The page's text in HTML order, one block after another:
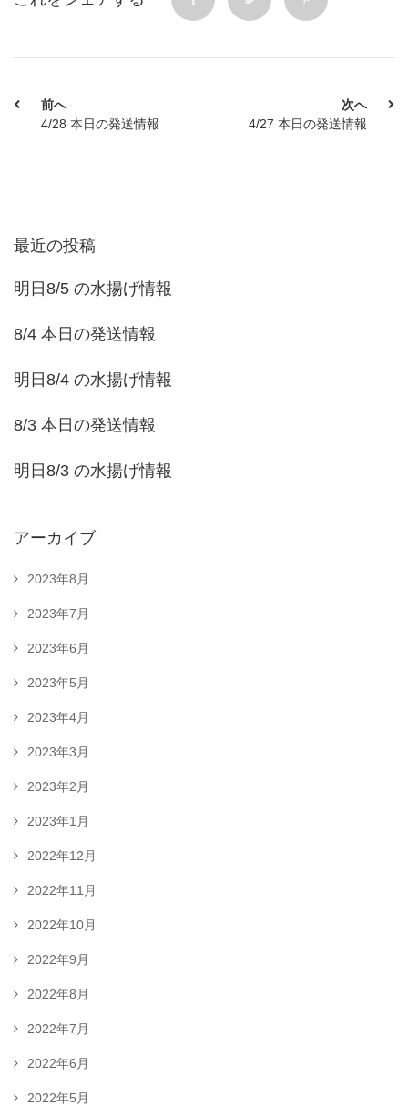
前へ
4/28 本日の発送情報
次へ
4/27 本日の発送情報
最近の投稿
明日8/5 の水揚げ情報
8/4 本日の発送情報
明日8/4 の水揚げ情報
8/3 本日の発送情報
明日8/3 の水揚げ情報
アーカイブ
2023年8月
2023年7月
2023年6月
2023年5月
2023年4月
2023年3月
2023年2月
2023年1月
2022年12月
2022年11月
2022年10月
2022年9月
2022年8月
2022年7月
2022年6月
2022年5月